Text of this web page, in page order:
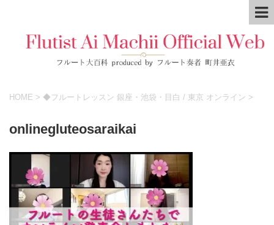
HOME > ◆フルートレッスン 銀座・池袋・目白 / 東京 オンライン >
onlinegluteosaraikai